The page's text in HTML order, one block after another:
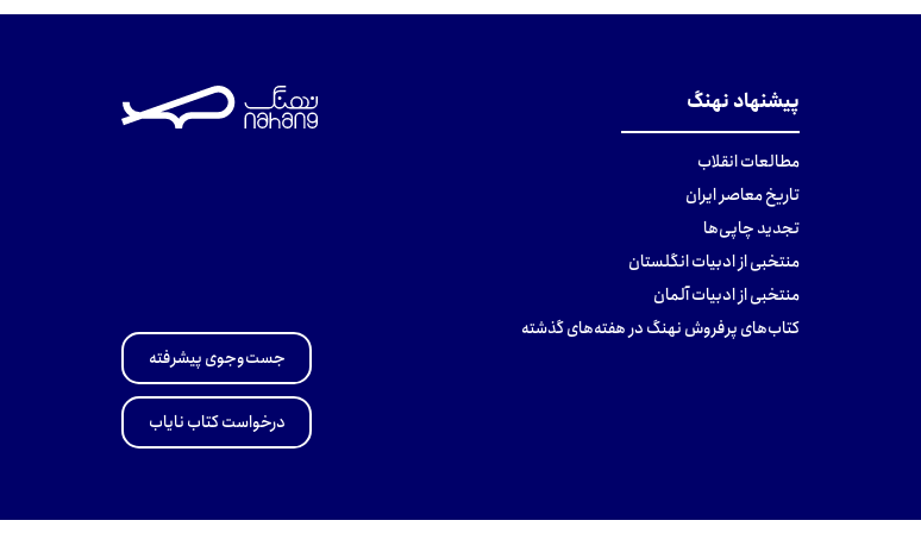
پیشنهاد نهنگ
مطالعات انقلاب
تاریخ معاصر ایران
تجدید چاپی‌ها
منتخبی از ادبیات انگلستان
منتخبی از ادبیات آلمان
کتاب‌های پرفروش نهنگ در هفته‌های گذشته
جست‌وجوی پیشرفته
درخواست کتاب نایاب